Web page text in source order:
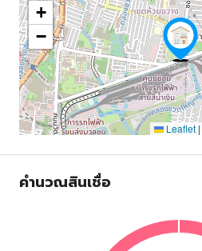
+
−
Leaflet |
คำนวณสินเชื่อ